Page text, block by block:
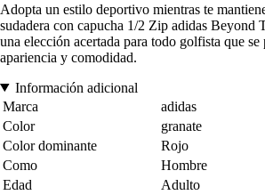
Adopta un estilo deportivo mientras te
sudadera con capucha 1/2 Zip adidas Beyond
una elección acertada para todo golfista que se
apariencia y comodidad.
Información adicional
Marca
adidas
Color
granate
Color dominante
Rojo
Como
Hombre
Edad
Adulto